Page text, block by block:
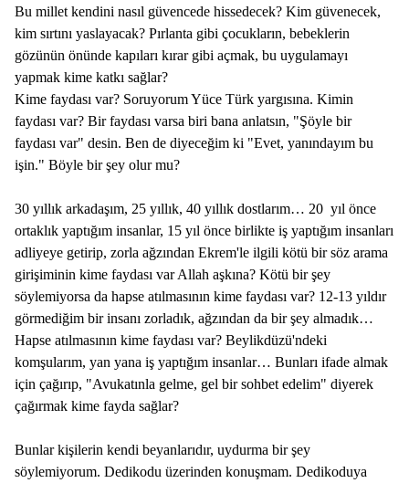
Bu millet kendini nasıl güvencede hissedecek? Kim güvenecek,
kim sırtını yaslayacak? Pırlanta gibi çocukların, bebeklerin
gözünün önünde kapıları kırar gibi açmak, bu uygulamayı
yapmak kime katkı sağlar?
Kime faydası var? Soruyorum Yüce Türk yargısına. Kimin
faydası var? Bir faydası varsa biri bana anlatsın, "Şöyle bir
faydası var" desin. Ben de diyeceğim ki "Evet, yanındayım bu
işin." Böyle bir şey olur mu?
30 yıllık arkadaşım, 25 yıllık, 40 yıllık dostlarım… 20 yıl önce
ortaklık yaptığım insanlar, 15 yıl önce birlikte iş yaptığım insanları
adliyeye getirip, zorla ağzından Ekrem'le ilgili kötü bir söz arama
girişiminin kime faydası var Allah aşkına? Kötü bir şey
söylemiyorsa da hapse atılmasının kime faydası var? 12-13 yıldır
görmediğim bir insanı zorladık, ağzından da bir şey almadık…
Hapse atılmasının kime faydası var? Beylikdüzü'ndeki
komşularım, yan yana iş yaptığım insanlar… Bunları ifade almak
için çağırıp, "Avukatınla gelme, gel bir sohbet edelim" diyerek
çağırmak kime fayda sağlar?
Bunlar kişilerin kendi beyanlarıdır, uydurma bir şey
söylemiyorum. Dedikodu üzerinden konuşmam. Dedikoduya